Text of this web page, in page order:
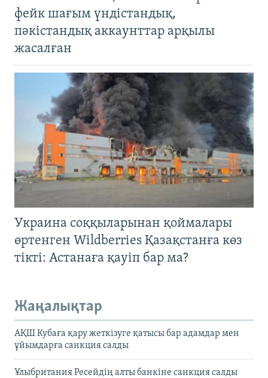
фейк шағым үндістандық,
пәкістандық аккаунттар арқылы
жасалған
Украина соққыларынан қоймалары
өртенген Wildberries Қазақстанға көз
тікті: Астанаға қауіп бар ма?
Жаңалықтар
АҚШ Кубаға қару жеткізуге қатысы бар адамдар мен
ұйымдарға санкция салды
Ұлыбритания Ресейдің алты банкіне санкция салды